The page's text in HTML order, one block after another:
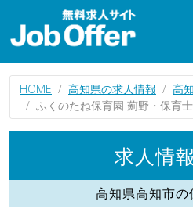
HOME 高知県の求人情報
高
ふくのたね保育園 薊野・保育
求人情
高知県高知市の